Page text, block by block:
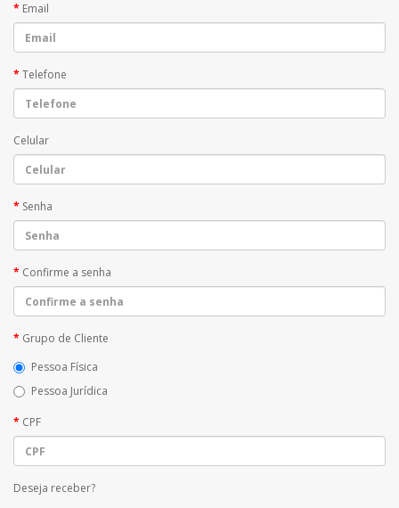
Email
Telefone
Celular
Senha
Confirme a senha
Grupo de Cliente
Pessoa Física
Pessoa Jurídica
CPF
Deseja receber?